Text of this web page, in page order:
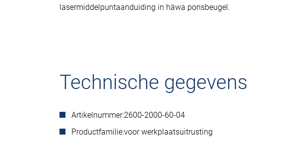
lasermiddelpuntaanduiding in häwa ponsbeugel.
Technische gegevens
Artikelnummer:2600-2000-60-04
Productfamilie:voor werkplaatsuitrusting